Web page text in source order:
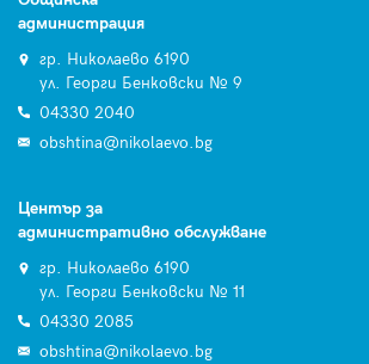
администрация
гр. Николаево 6190
ул. Георги Бенковски № 9
04330 2040
obshtina@nikolaevo.bg
Център за
административно обслужване
гр. Николаево 6190
ул. Георги Бенковски № 11
04330 2085
obshtina@nikolaevo.bg